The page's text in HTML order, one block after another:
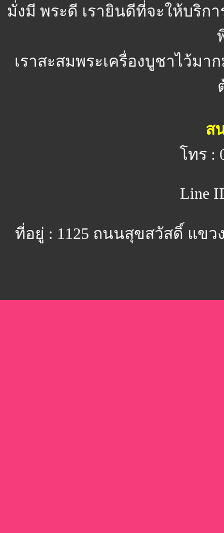
มั่งมี พระดี เรายินดีที่จะให้บริก
เราสะสมพระเครื่องบูชาไว้ม
ส
โทร :
Line
ที่อยู่ : 1125 ถนนสุขสวัสดิ์ แขว